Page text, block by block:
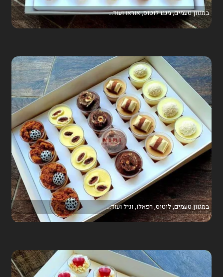
במגוון טעמים, מנגו לוטוס, אוראו ועוד...
במגוון טעמים, לוטוס, רפאלו, וניל ועוד...